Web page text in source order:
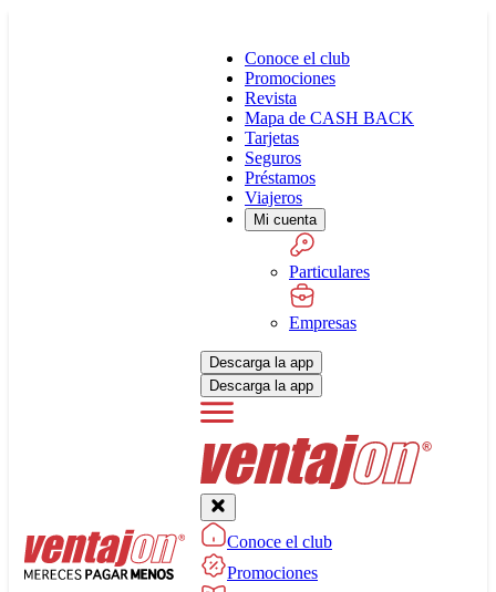
Conoce el club
Promociones
Revista
Mapa de CASH BACK
Tarjetas
Seguros
Préstamos
Viajeros
Mi cuenta
Particulares
Empresas
Descarga la app
Descarga la app
Conoce el club
Promociones